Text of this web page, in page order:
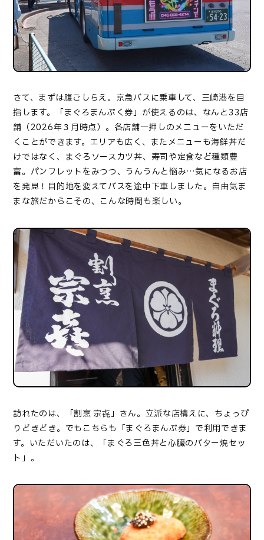
さて、まずは腹ごしらえ。京急バスに乗車して、三崎港を目
指します。「まぐろまんぷく券」が使えるのは、なんと33店
舗（2026年３月時点）。各店舗一押しのメニューをいただ
くことができます。エリアも広く、またメニューも海鮮丼だ
けではなく、まぐろソースカツ丼、寿司や定食など種類豊
富。パンフレットをみつつ、うんうんと悩み…気になるお店
を発見！目的地を変えてバスを途中下車しました。自由気ま
まな旅だからこその、こんな時間も楽しい。
訪れたのは、「割烹 宗㐂」さん。立派な店構えに、ちょっぴ
りどきどき。でもこちらも「まぐろまんぷ券」で利用できま
す。いただいたのは、「まぐろ三色丼と心臓のバター焼セッ
ト」。